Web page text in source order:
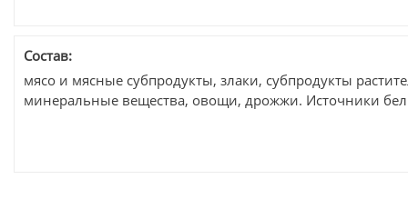
Состав:
мясо и мясные субпродукты, злаки, субпродукты
минеральные вещества, овощи, дрожжи. Источники